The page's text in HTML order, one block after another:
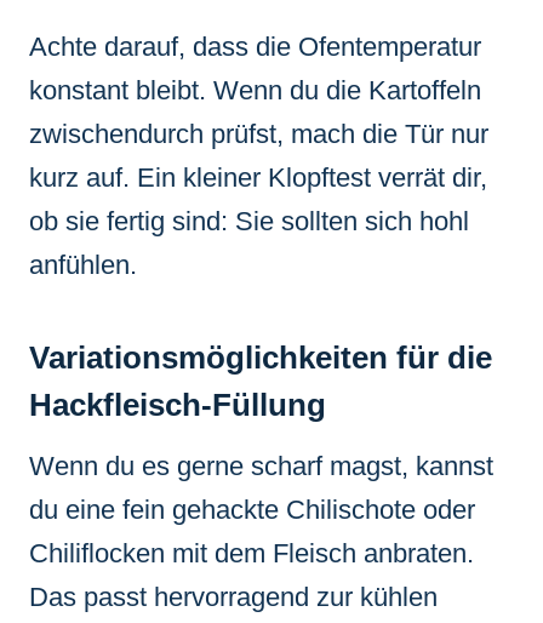
Achte darauf, dass die Ofentemperatur
konstant bleibt. Wenn du die Kartoffeln
zwischendurch prüfst, mach die Tür nur
kurz auf. Ein kleiner Klopftest verrät dir,
ob sie fertig sind: Sie sollten sich hohl
anfühlen.
Variationsmöglichkeiten für die
Hackfleisch-Füllung
Wenn du es gerne scharf magst, kannst
du eine fein gehackte Chilischote oder
Chiliflocken mit dem Fleisch anbraten.
Das passt hervorragend zur kühlen